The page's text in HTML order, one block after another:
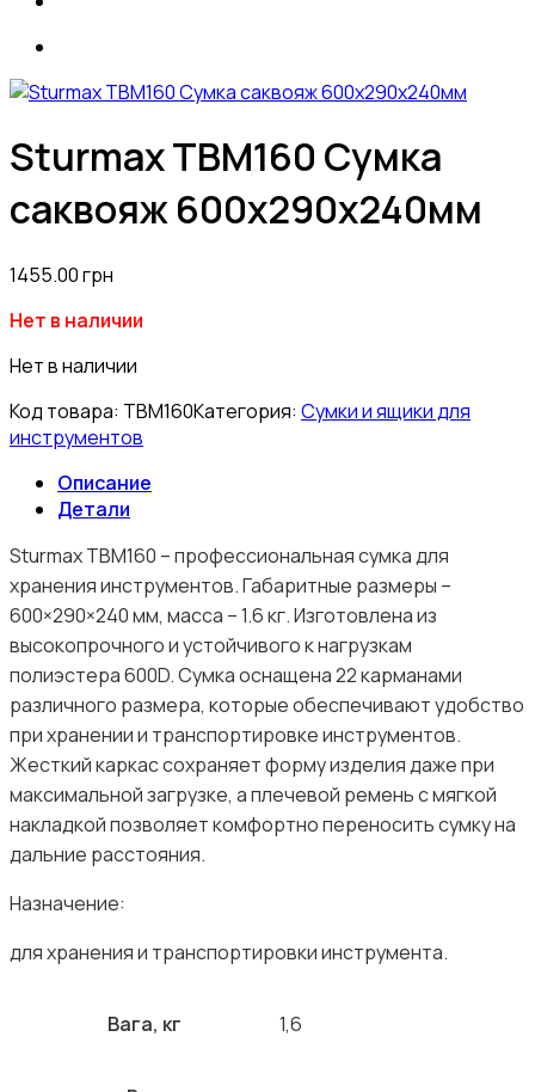
Sturmax TBM160 Сумка
саквояж 600х290х240мм
1455.00грн
Нет в наличии
Нет в наличии
Код товара: TBM160Категория: Сумки и ящики для
инструментов
Описание
Детали
Sturmax TBM160 – профессиональная сумка для
хранения инструментов. Габаритные размеры –
600×290×240 мм, масса – 1.6 кг. Изготовлена из
высокопрочного и устойчивого к нагрузкам
полиэстера 600D. Сумка оснащена 22 карманами
различного размера, которые обеспечивают удобство
при хранении и транспортировке инструментов.
Жесткий каркас сохраняет форму изделия даже при
максимальной загрузке, а плечевой ремень с мягкой
накладкой позволяет комфортно переносить сумку на
дальние расстояния.
Назначение:
для хранения и транспортировки инструмента.
Вага, кг 1,6